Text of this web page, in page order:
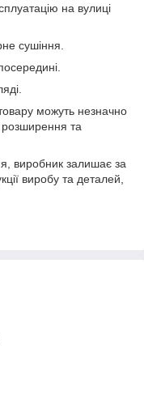
на вулиці
сушіння.
можуть незначно
розширення та
виробник залишає за
виробу та деталей,